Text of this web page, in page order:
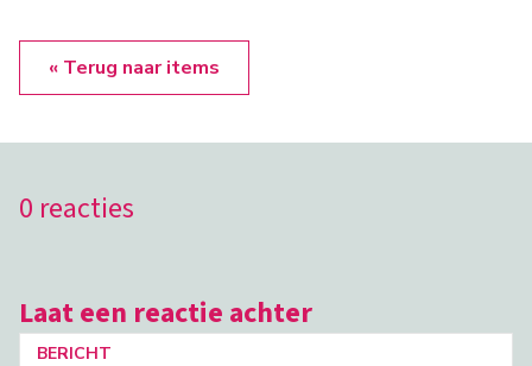
« Terug naar items
0 reacties
Laat een reactie achter
BERICHT